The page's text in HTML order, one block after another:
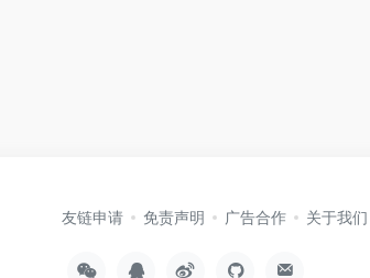
友链申请 免责声明 广告合作 关于我们